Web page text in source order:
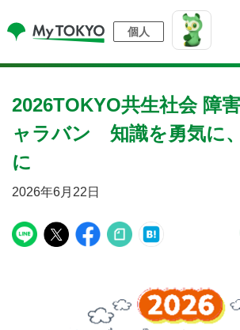
個人
2026TOKYO共生社会 障
ャラバン 知識を勇気に
に
2026年6月22日